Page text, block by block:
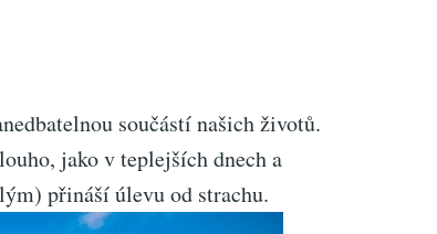
součástí našich životů.
jako v teplejších dnech a
přináší úlevu od strachu.